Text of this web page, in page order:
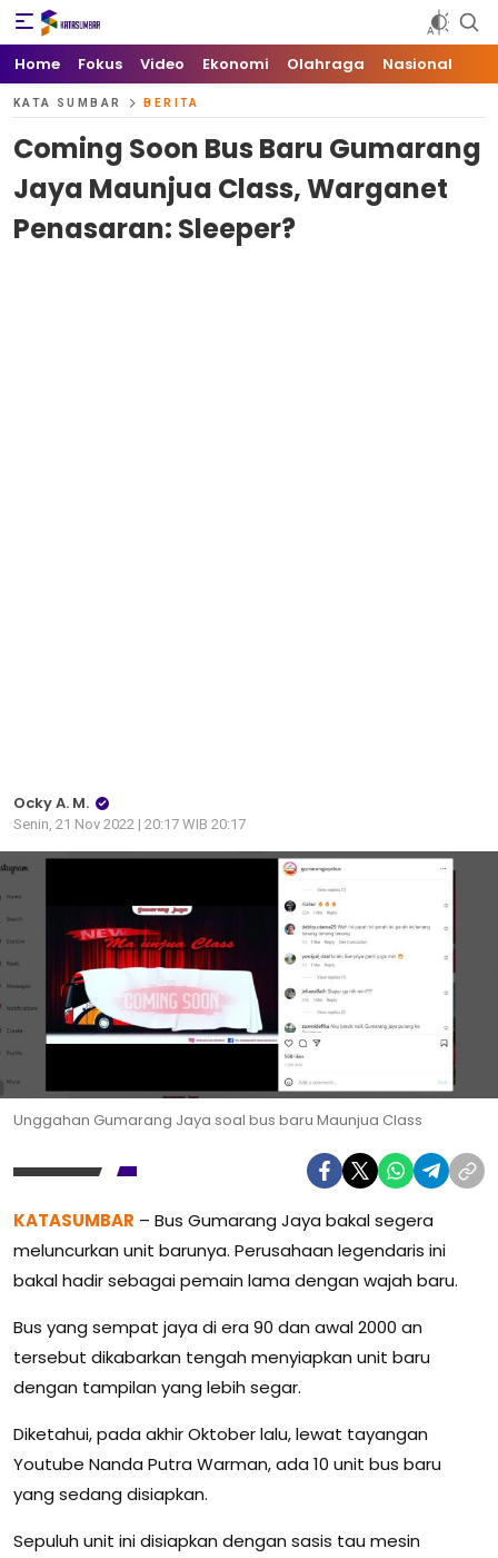
Kata Sumbar
Berita Sumbar Hari Ini
Home Fokus Video Ekonomi Olahraga Nasional
KATA SUMBAR BERITA
Coming Soon Bus Baru Gumarang
Jaya Maunjua Class, Warganet
Penasaran: Sleeper?
Ocky A. M.
Senin, 21 Nov 2022 | 20:17 WIB 20:17
Unggahan Gumarang Jaya soal bus baru Maunjua Class
KATASUMBAR – Bus Gumarang Jaya bakal segera
meluncurkan unit barunya. Perusahaan legendaris ini
bakal hadir sebagai pemain lama dengan wajah baru.
Bus yang sempat jaya di era 90 dan awal 2000 an
tersebut dikabarkan tengah menyiapkan unit baru
dengan tampilan yang lebih segar.
Diketahui, pada akhir Oktober lalu, lewat tayangan
Youtube Nanda Putra Warman, ada 10 unit bus baru
yang sedang disiapkan.
Sepuluh unit ini disiapkan dengan sasis tau mesin